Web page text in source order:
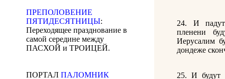
ПРЕПОЛОВЕНИЕ
ПЯТИДЕСЯТНИЦЫ:
Переходящее празднование в
самой середине между
ПАСХОЙ и ТРОИЦЕЙ.
ПОРТАЛ ПАЛОМНИК
24. И
пленени
Иерусалим
дондеже
25. И будут